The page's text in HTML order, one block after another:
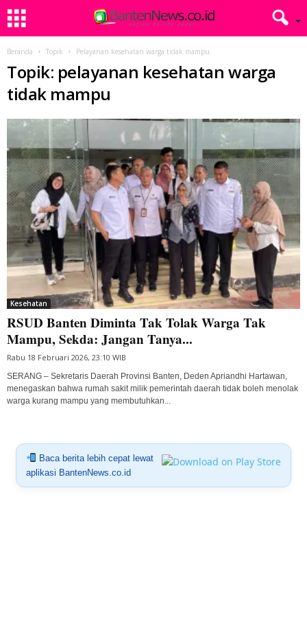
Beranda Topik Pelayanan kesehatan warga tidak mampu
Topik: pelayanan kesehatan warga
tidak mampu
Kesehatan
RSUD Banten Diminta Tak Tolak Warga Tak
Mampu, Sekda: Jangan Tanya...
Rabu 18 Februari 2026, 23:10 WIB
SERANG – Sekretaris Daerah Provinsi Banten, Deden Apriandhi Hartawan,
menegaskan bahwa rumah sakit milik pemerintah daerah tidak boleh menolak
warga kurang mampu yang membutuhkan...
Baca berita lebih cepat lewat
aplikasi BantenNews.co.id